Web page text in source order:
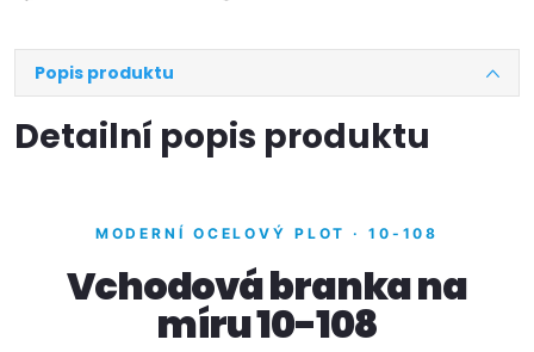
Popis produktu
Detailní popis produktu
MODERNÍ OCELOVÝ PLOT · 10-108
Vchodová branka na
míru 10-108